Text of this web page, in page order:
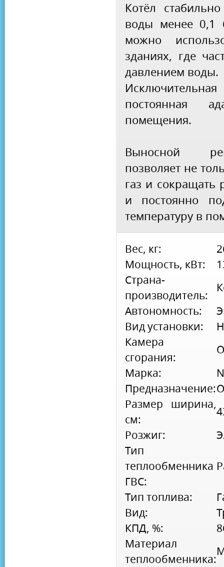
Котёл
воды менее 0,1
можно
зданиях, где
давлением воды.
постоянная
помещения.
Выносной
позволяет не
газ и сокращать
и постоянно
температуру в
Вес, кг:
Мощность, кВт:
Страна-
производитель:
Автономность:
Вид установки:
Камера
сгорания:
Марка:
Предназначение:
Размер ширина,
см:
Розжиг:
Тип
теплообменника
ГВС:
Тип топлива:
Вид:
КПД, %:
Материал
теплообменника: